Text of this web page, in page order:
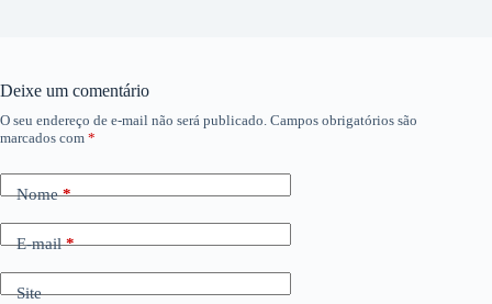
Deixe um comentário
O seu endereço de e-mail não será publicado. Campos obrigatórios são
marcados com *
Nome*
E-mail*
Site